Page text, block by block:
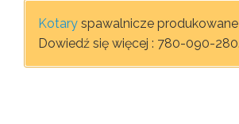
Kotary spawalnicze produkowane
Dowiedź się więcej : 780-090-280.